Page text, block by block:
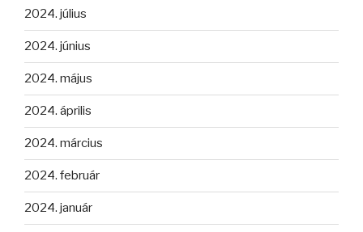
2024. július
2024. június
2024. május
2024. április
2024. március
2024. február
2024. január